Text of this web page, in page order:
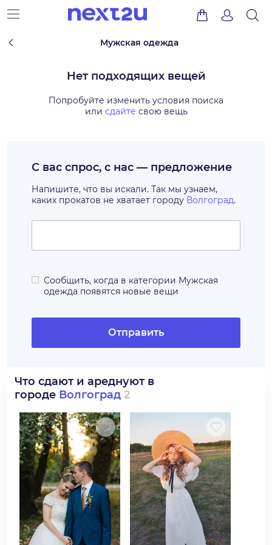
Мужская одежда
Нет подходящих вещей
Попробуйте изменить условия поиска
или сдайте свою вещь
С вас спрос, с нас — предложение
Напишите, что вы искали. Так мы узнаем,
каких прокатов не хватает городу Волгоград.
Сообщить, когда в категории Мужская
одежда появятся новые вещи
Отправить
Что сдают и ареднуют в
городе Волгоград 2